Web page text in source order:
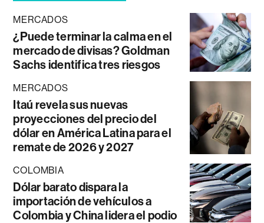
MERCADOS
¿Puede terminar la calma en el
mercado de divisas? Goldman
Sachs identifica tres riesgos
MERCADOS
Itaú revela sus nuevas
proyecciones del precio del
dólar en América Latina para el
remate de 2026 y 2027
COLOMBIA
Dólar barato dispara la
importación de vehículos a
Colombia y China lidera el podio